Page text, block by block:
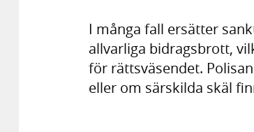
I många fall ersätter
allvarliga bidragsbrott,
för rättsväsendet.
eller om särskilda skäl